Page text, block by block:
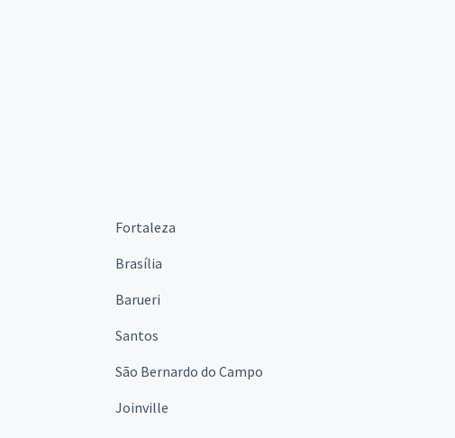
Fortaleza
Brasília
Barueri
Santos
São Bernardo do Campo
Joinville